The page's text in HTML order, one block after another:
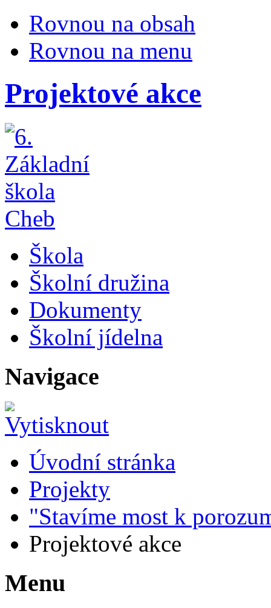
Rovnou na obsah
Rovnou na menu
Projektové akce
Škola
Školní družina
Dokumenty
Školní jídelna
Navigace
Úvodní stránka
Projekty
"Stavíme most k
Projektové akce
Menu